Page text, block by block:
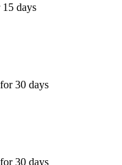
days
30 days
30 days